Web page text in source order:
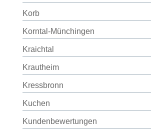
Korb
Korntal-Münchingen
Kraichtal
Krautheim
Kressbronn
Kuchen
Kundenbewertungen